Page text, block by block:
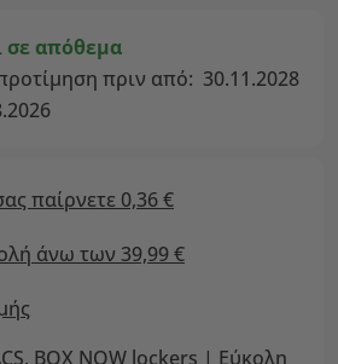
σε απόθεμα
πριν από: 30.11.2028
παίρνετε 0,36 €
άνω των 39,99 €
BOX NOW lockers | Εύκολη